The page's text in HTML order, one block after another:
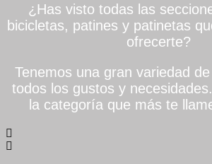
¿Has visto todas las
bicicletas, patines y patinetas
ofrecerte?
Tenemos una gran variedad
todos los gustos y
la categoría que más te